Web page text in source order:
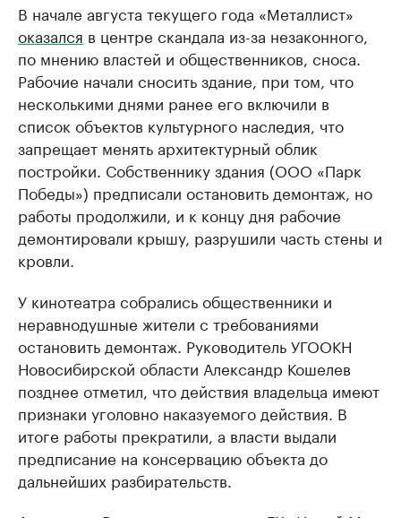
В начале августа текущего года «Металлист»
оказался в центре скандала из-за незаконного,
по мнению властей и общественников, сноса.
Рабочие начали сносить здание, при том, что
несколькими днями ранее его включили в
список объектов культурного наследия, что
запрещает менять архитектурный облик
постройки. Собственнику здания (ООО «Парк
Победы») предписали остановить демонтаж, но
работы продолжили, и к концу дня рабочие
демонтировали крышу, разрушили часть стены и
кровли.
У кинотеатра собрались общественники и
неравнодушные жители с требованиями
остановить демонтаж. Руководитель УГООКН
Новосибирской области Александр Кошелев
позднее отметил, что действия владельца имеют
признаки уголовно наказуемого действия. В
итоге работы прекратили, а власти выдали
предписание на консервацию объекта до
дальнейших разбирательств.